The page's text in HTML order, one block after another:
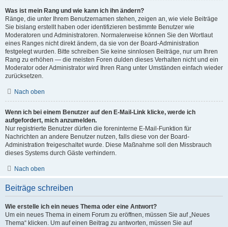
Was ist mein Rang und wie kann ich ihn ändern?
Ränge, die unter Ihrem Benutzernamen stehen, zeigen an, wie viele Beiträge
Sie bislang erstellt haben oder identifizieren bestimmte Benutzer wie
Moderatoren und Administratoren. Normalerweise können Sie den Wortlaut
eines Ranges nicht direkt ändern, da sie von der Board-Administration
festgelegt wurden. Bitte schreiben Sie keine sinnlosen Beiträge, nur um Ihren
Rang zu erhöhen — die meisten Foren dulden dieses Verhalten nicht und ein
Moderator oder Administrator wird Ihren Rang unter Umständen einfach wieder
zurücksetzen.
Nach oben
Wenn ich bei einem Benutzer auf den E-Mail-Link klicke, werde ich
aufgefordert, mich anzumelden.
Nur registrierte Benutzer dürfen die foreninterne E-Mail-Funktion für
Nachrichten an andere Benutzer nutzen, falls diese von der Board-
Administration freigeschaltet wurde. Diese Maßnahme soll den Missbrauch
dieses Systems durch Gäste verhindern.
Nach oben
Beiträge schreiben
Wie erstelle ich ein neues Thema oder eine Antwort?
Um ein neues Thema in einem Forum zu eröffnen, müssen Sie auf „Neues
Thema“ klicken. Um auf einen Beitrag zu antworten, müssen Sie auf